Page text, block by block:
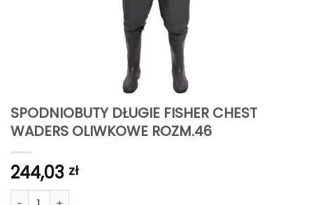
SPODNIOBUTY DŁUGIE FISHER CHEST
WADERS OLIWKOWE ROZM.46
244,03 zł
ilość SPODNIOBUTY DŁUGIE FISHER CHEST WADERS OLIWKOWE